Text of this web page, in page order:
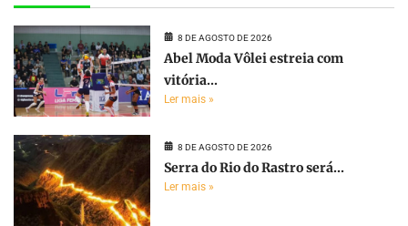
8 DE AGOSTO DE 2026
Abel Moda Vôlei estreia com
vitória...
Ler mais »
8 DE AGOSTO DE 2026
Serra do Rio do Rastro será...
Ler mais »